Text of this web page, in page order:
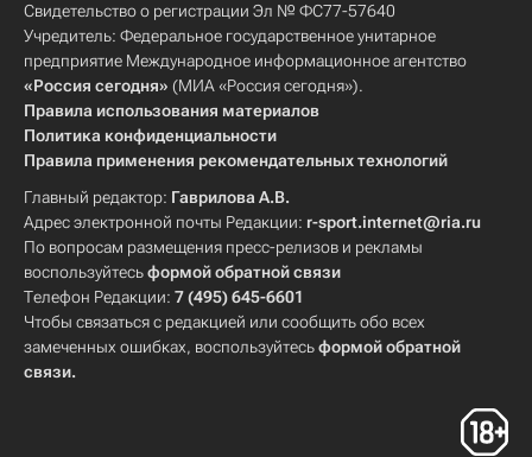
Свидетельство о регистрации Эл № ФС77-57640
Учредитель: Федеральное государственное унитарное
предприятие Международное информационное агентство
«Россия сегодня» (МИА «Россия сегодня»).
Правила использования материалов
Политика конфиденциальности
Правила применения рекомендательных технологий
Главный редактор: Гаврилова А.В.
Адрес электронной почты Редакции: r-sport.internet@ria.ru
По вопросам размещения пресс-релизов и рекламы
воспользуйтесьформой обратной связи
Телефон Редакции: 7 (495) 645-6601
Чтобы связаться с редакцией или сообщить обо всех
замеченных ошибках, воспользуйтесьформой обратной
связи.